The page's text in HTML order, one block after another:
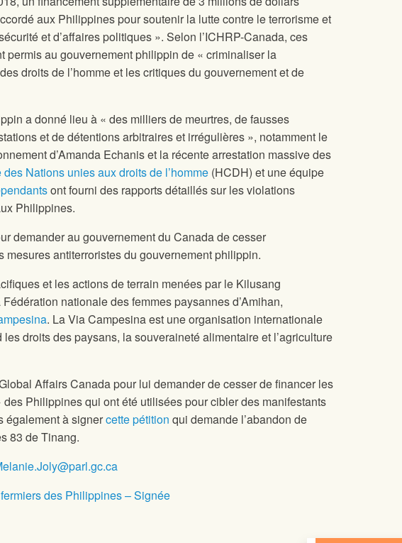
aux Philippines pour soutenir la lutte contre le terrorisme et
et d’affaires politiques ». Selon l’ICHRP-Canada, ces
permis au gouvernement philippin de « criminaliser la
droits de l’homme et les critiques du gouvernement et de
a donné lieu à « des milliers de meurtres, de fausses
et de détentions arbitraires et irrégulières », notamment le
d’Amanda Echanis et la récente arrestation massive des
Nations unies aux droits de l’homme (HCDH) et une équipe
ont fourni des rapports détaillés sur les violations
Philippines.
demander au gouvernement du Canada de cesser
mesures antiterroristes du gouvernement philippin.
et les actions de terrain menées par le Kilusang
nationale des femmes paysannes d’Amihan,
. La Via Campesina est une organisation internationale
droits des paysans, la souveraineté alimentaire et l’agriculture
Affairs Canada pour lui demander de cesser de financer les
Philippines qui ont été utilisées pour cibler des manifestants
également à signercette pétition qui demande l’abandon de
83 de Tinang.
des Philippines – Signée